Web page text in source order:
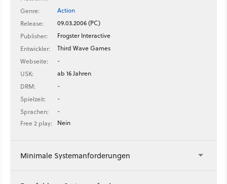
Genre:
Action
Release:
09.03.2006 (PC)
Publisher:
Frogster Interactive
Entwickler:
Third Wave Games
Webseite:
-
USK:
ab 16 Jahren
DRM:
-
Spielzeit:
-
Sprachen:
-
Free 2 play:
Nein
Minimale Systemanforderungen